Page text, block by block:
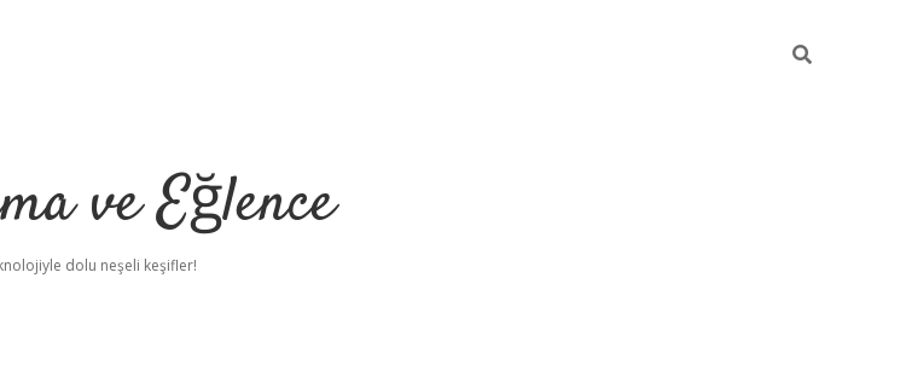
ve Eğlence
dolu neşeli keşifler!